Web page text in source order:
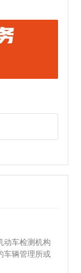
动车检测机构
车辆管理所或
第10年需要线